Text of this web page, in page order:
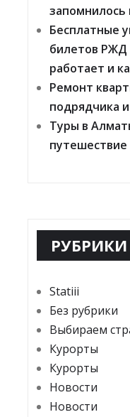
запомнилось
Бесплатные
билетов РЖД
работает и
Ремонт
подрядчика
Туры в
РУБРИКИ
Statiii
Без рубрики
Выбираем
Курорты
Курорты
Новости
Новости